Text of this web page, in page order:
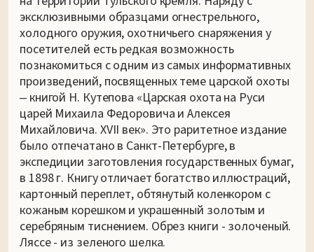
эксклюзивными образцами огнестрельного,
холодного оружия, охотничьего снаряжения у
посетителей есть редкая возможность
познакомиться с одним из самых информативных
произведений, посвященных теме царской охоты
‒ книгой Н. Кутепова «Царская охота на Руси
царей Михаила Федоровича и Алексея
Михайловича. XVII век». Это раритетное издание
было отпечатано в Санкт-Петербурге, в
экспедиции заготовления государственных бумаг,
в 1898 г. Книгу отличает богатство иллюстраций,
картонный переплет, обтянутый коленкором с
кожаным корешком и украшенный золотым и
серебряным тиснением. Обрез книги - золоченый.
Ляссе - из зеленого шелка.